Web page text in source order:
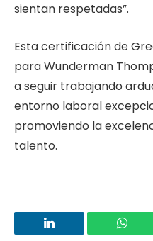
sientan respetadas”.
Esta certificación de
para Wunderman
a seguir trabajando
entorno laboral
promoviendo la
talento.
LinkedIn